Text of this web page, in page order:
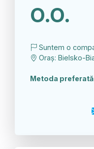
O.O.
Suntem o
Oraș: Bielsko-
Metoda